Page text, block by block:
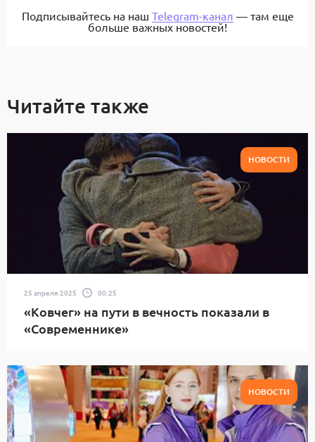
Подписывайтесь на наш Telegram-канал — там еще
больше важных новостей!
Читайте также
НОВОСТИ
25 апреля 2025 00:25
«Ковчег» на пути в вечность показали в
«Современнике»
НОВОСТИ